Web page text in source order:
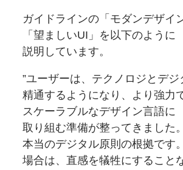
ガイドラインの 「モダンデザイ
「望ましいUI」を 以下のように
説明しています。
”ユーザーは、 テクノロジと デジ
精通するようになり、 より強力
スケーラブルなデザイン言語に
取り組む準備が整ってきました。
本当のデジタル原則の根拠です
場合は、 直感を犠牲にすること